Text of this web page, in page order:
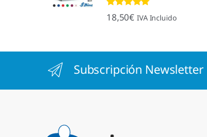
Valorado con
4.96de 5
18,50€ IVA Incluido
Subscripción Newsletter